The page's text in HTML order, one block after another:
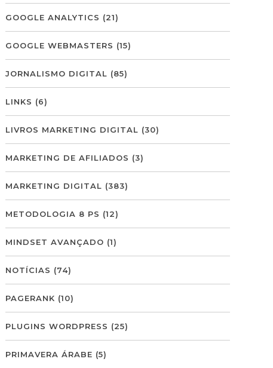
GOOGLE ANALYTICS (21)
GOOGLE WEBMASTERS (15)
JORNALISMO DIGITAL (85)
LINKS (6)
LIVROS MARKETING DIGITAL (30)
MARKETING DE AFILIADOS (3)
MARKETING DIGITAL (383)
METODOLOGIA 8 PS (12)
MINDSET AVANÇADO (1)
NOTÍCIAS (74)
PAGERANK (10)
PLUGINS WORDPRESS (25)
PRIMAVERA ÁRABE (5)